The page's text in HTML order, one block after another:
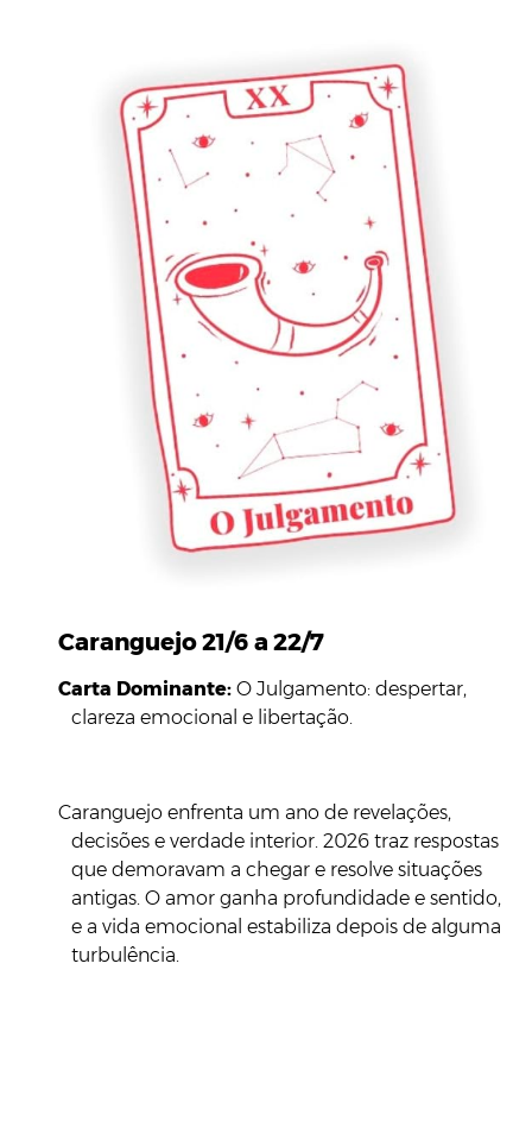
Caranguejo 21/6 a 22/7
Carta Dominante: O Julgamento: despertar,
clareza emocional e libertação.
Caranguejo enfrenta um ano de revelações,
decisões e verdade interior. 2026 traz respostas
que demoravam a chegar e resolve situações
antigas. O amor ganha profundidade e sentido,
e a vida emocional estabiliza depois de alguma
turbulência.